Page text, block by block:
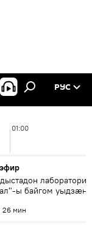
РУС
01:00
лаборатори
ы байгом уыдзæн
куыстыты равдыст
26 мин